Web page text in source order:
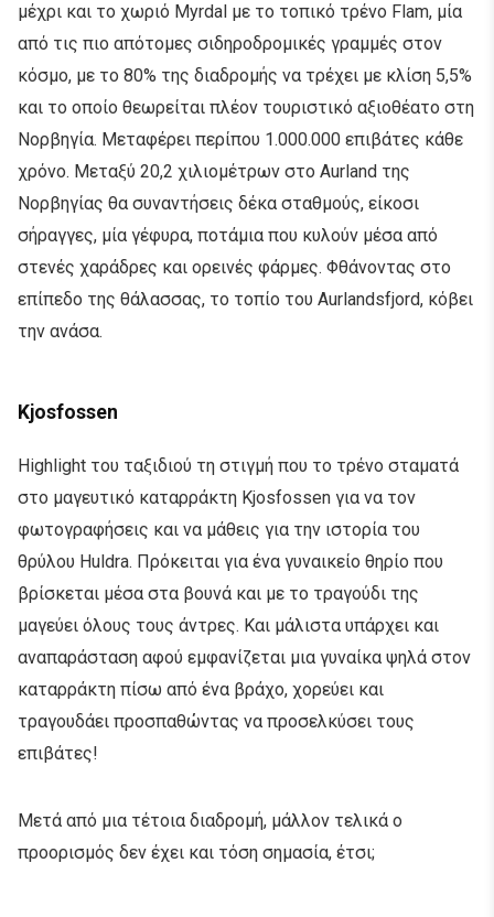
μέχρι και το χωριό Myrdal με το τοπικό τρένο Flam, μία
από τις πιο απότομες σιδηροδρομικές γραμμές στον
κόσμο, με το 80% της διαδρομής να τρέχει με κλίση 5,5%
και το οποίο θεωρείται πλέον τουριστικό αξιοθέατο στη
Νορβηγία. Μεταφέρει περίπου 1.000.000 επιβάτες κάθε
χρόνο. Μεταξύ 20,2 χιλιομέτρων στο Aurland της
Νορβηγίας θα συναντήσεις δέκα σταθμούς, είκοσι
σήραγγες, μία γέφυρα, ποτάμια που κυλούν μέσα από
στενές χαράδρες και ορεινές φάρμες. Φθάνοντας στο
επίπεδο της θάλασσας, το τοπίο του Aurlandsfjord, κόβει
την ανάσα.
Kjosfossen
Highlight του ταξιδιού τη στιγμή που το τρένο σταματά
στο μαγευτικό καταρράκτη Kjosfossen για να τον
φωτογραφήσεις και να μάθεις για την ιστορία του
θρύλου Huldra. Πρόκειται για ένα γυναικείο θηρίο που
βρίσκεται μέσα στα βουνά και με το τραγούδι της
μαγεύει όλους τους άντρες. Και μάλιστα υπάρχει και
αναπαράσταση αφού εμφανίζεται μια γυναίκα ψηλά στον
καταρράκτη πίσω από ένα βράχο, χορεύει και
τραγουδάει προσπαθώντας να προσελκύσει τους
επιβάτες!
Μετά από μια τέτοια διαδρομή, μάλλον τελικά ο
προορισμός δεν έχει και τόση σημασία, έτσι;